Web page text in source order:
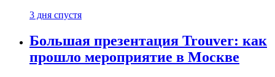
3 дня спустя
Большая презентация Trouver: как
прошло мероприятие в Москве